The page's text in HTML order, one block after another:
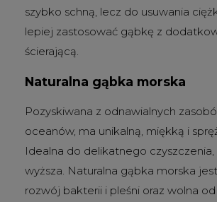
szybko schną, lecz do usuwania
lepiej zastosować gąbkę z
ścierającą.
Naturalna gąbka morska
Pozyskiwana z odnawialnych
oceanów, ma unikalną, miękką i
Idealna do delikatnego
wyższa. Naturalna gąbka morska
rozwój bakterii i pleśni oraz wolna